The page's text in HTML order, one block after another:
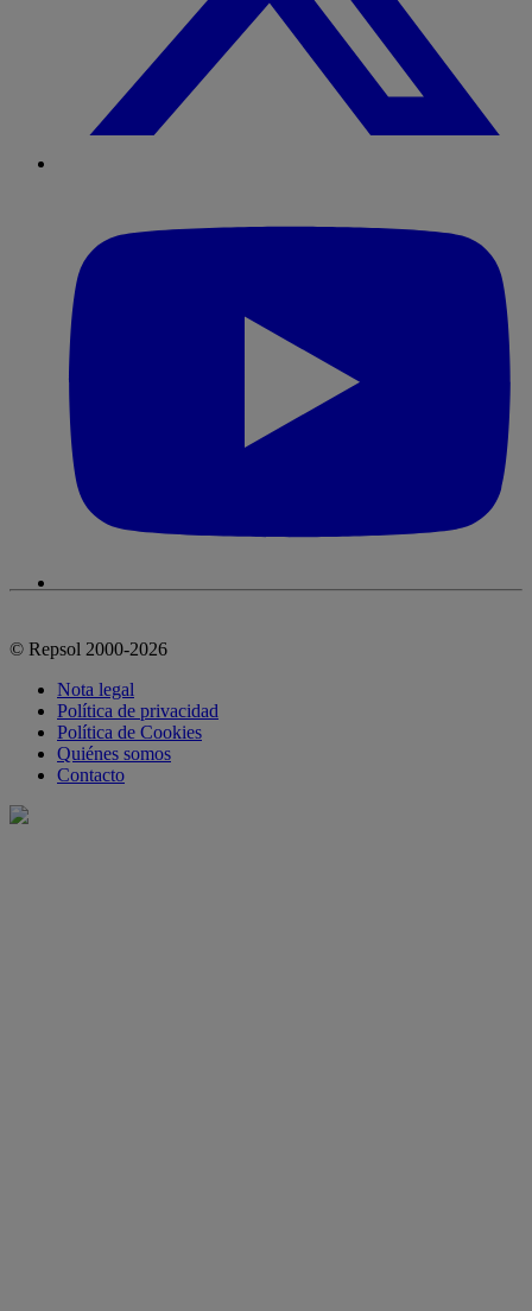
© Repsol 2000-2026
Nota legal
Política de privacidad
Política de Cookies
Quiénes somos
Contacto